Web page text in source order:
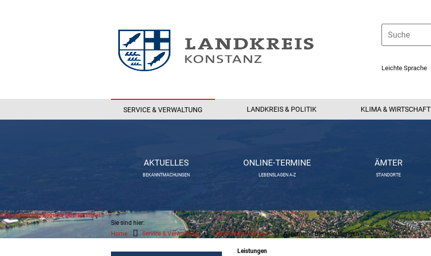
Leichte Sprache
SERVICE & VERWALTUNG LANDKREIS & POLITIK KLIMA & WIRTSCHAFT
AKTUELLES
BEKANNTMACHUNGEN
ONLINE-TERMINE
LEBENSLAGEN A-Z
ÄMTER
STANDORTE
Sie sind hier:
Home
Service & Verwaltung Lebenslagen von A-Z Allgemeine Dienstleistungen
Leistungen
Alphabetisches Register überspringen